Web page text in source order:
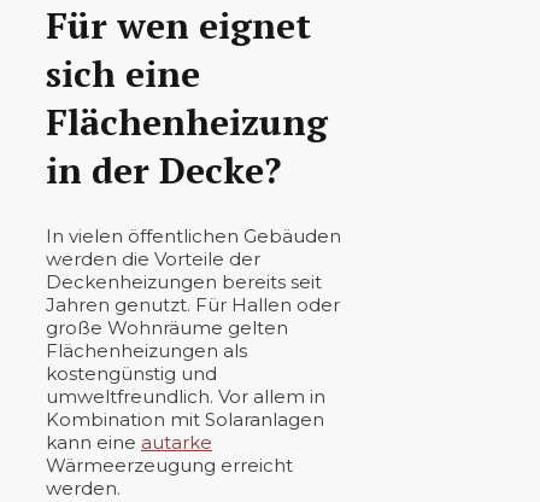
Für wen eignet
sich eine
Flächenheizung
in der Decke?
In vielen öffentlichen Gebäuden
werden die Vorteile der
Deckenheizungen bereits seit
Jahren genutzt. Für Hallen oder
große Wohnräume gelten
Flächenheizungen als
kostengünstig und
umweltfreundlich. Vor allem in
Kombination mit Solaranlagen
kann eine autarke
Wärmeerzeugung erreicht
werden.